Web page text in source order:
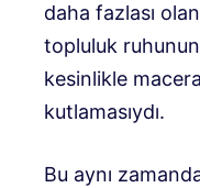
daha fazlası
topluluk ruhunun
kesinlikle
kutlamasıydı.
Bu aynı